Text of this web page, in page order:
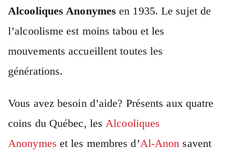
Alcooliques Anonymes en 1935. Le sujet de
l’alcoolisme est moins tabou et les
mouvements accueillent toutes les
générations.
Vous avez besoin d’aide? Présents aux quatre
coins du Québec, lesAlcooliques
Anonymes et les membres d’Al-Anon savent